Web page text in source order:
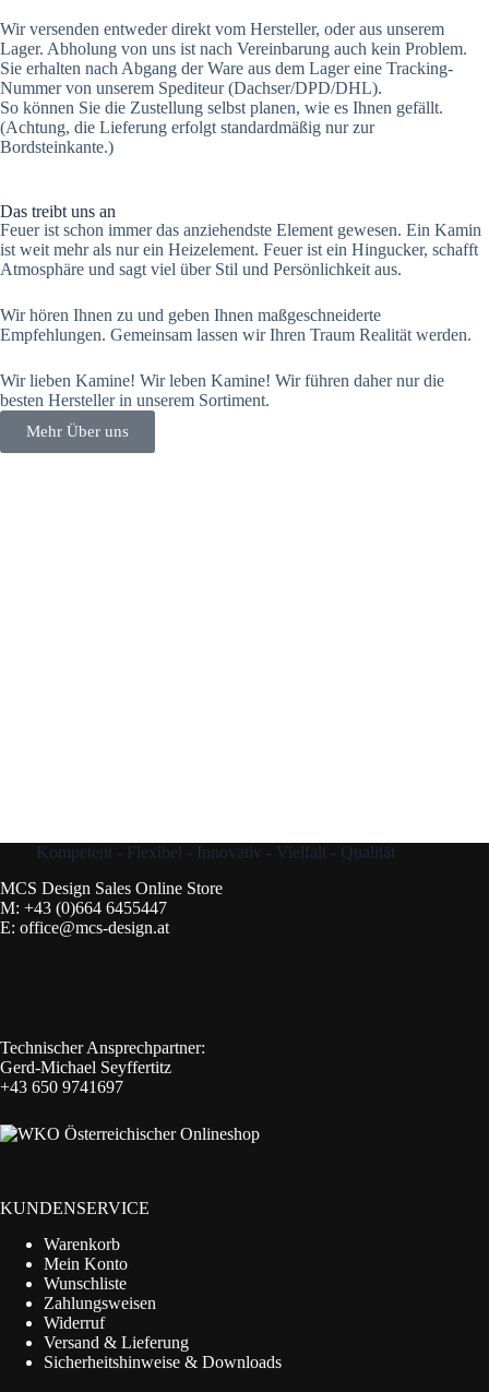
Wir versenden entweder direkt vom Hersteller, oder aus unserem
Lager. Abholung von uns ist nach Vereinbarung auch kein Problem.
Sie erhalten nach Abgang der Ware aus dem Lager eine Tracking-
Nummer von unserem Spediteur (Dachser/DPD/DHL).
So können Sie die Zustellung selbst planen, wie es Ihnen gefällt.
(Achtung, die Lieferung erfolgt standardmäßig nur zur
Bordsteinkante.)
Das treibt uns an
Feuer ist schon immer das anziehendste Element gewesen. Ein Kamin
ist weit mehr als nur ein Heizelement. Feuer ist ein Hingucker, schafft
Atmosphäre und sagt viel über Stil und Persönlichkeit aus.
Wir hören Ihnen zu und geben Ihnen maßgeschneiderte
Empfehlungen. Gemeinsam lassen wir Ihren Traum Realität werden.
Wir lieben Kamine! Wir leben Kamine! Wir führen daher nur die
besten Hersteller in unserem Sortiment.
Mehr Über uns
Kompetent - Flexibel - Innovativ - Vielfalt - Qualität
MCS Design Sales Online Store
M: +43 (0)664 6455447
E: office@mcs-design.at
Technischer Ansprechpartner:
Gerd-Michael Seyffertitz
+43 650 9741697
KUNDENSERVICE
Warenkorb
Mein Konto
Wunschliste
Zahlungsweisen
Widerruf
Versand & Lieferung
Sicherheitshinweise & Downloads